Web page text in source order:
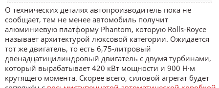
О технических деталях автопроизводитель пока не
сообщает, тем не менее автомобиль получит
алюминиевую платформу Phantom, которую Rolls-Royce
называет архитектурой люксовой категории. Ожидается
тот же двигатель, то есть 6,75-литровый
двенадцатицилиндровый двигатель с двумя турбинами,
который вырабатывает 420 кВт мощности и 900 Н·м
крутящего момента. Скорее всего, силовой агрегат будет